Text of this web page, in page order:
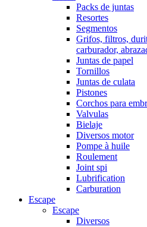
Packs de juntas
Resortes
Segmentos
Grifos, filtros,
carburador,
Juntas de papel
Tornillos
Juntas de culata
Pistones
Corchos para
Valvulas
Bielaje
Diversos motor
Pompe à huile
Roulement
Joint spi
Lubrification
Carburation
Escape
Escape
Diversos